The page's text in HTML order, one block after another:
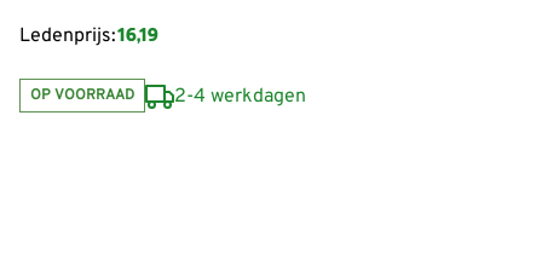
Ledenprijs:16,19
OP VOORRAAD 2-4 werkdagen